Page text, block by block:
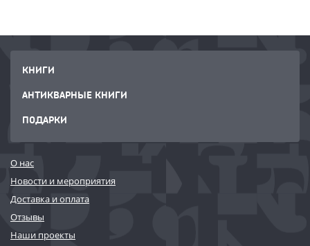
КНИГИ
АНТИКВАРНЫЕ КНИГИ
ПОДАРКИ
О нас
Новости и мероприятия
Доставка и оплата
Отзывы
Наши проекты